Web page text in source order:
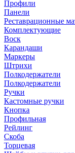
Профили
Панели
Реставрационные
Комплектующие
Воск
Карандаши
Маркеры
Штрихи
Полкодержатели
Полкодержатели
Ручки
Кастомные ручки
Кнопка
Профильная
Рейлинг
Скоба
Торцевая